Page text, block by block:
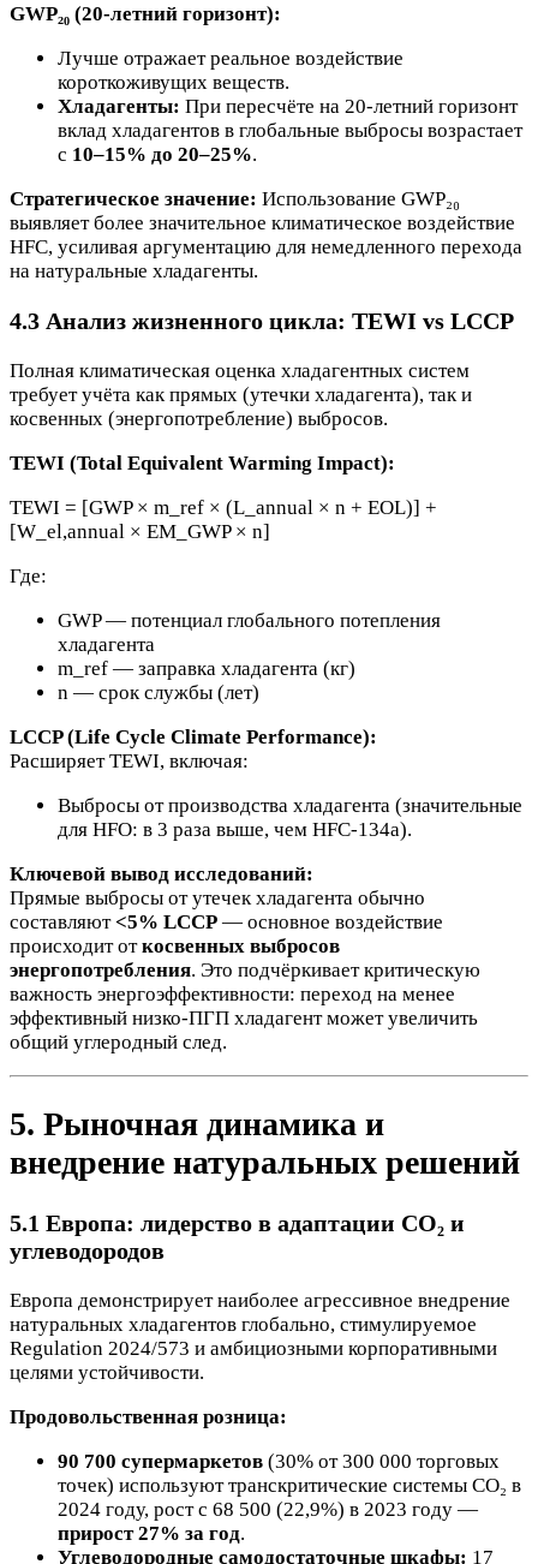
GWP₂₀ (20-летний горизонт):
Лучше отражает реальное воздействие
короткоживущих веществ.
Хладагенты: При пересчёте на 20-летний горизонт
вклад хладагентов в глобальные выбросы возрастает
с 10–15% до 20–25%.
Стратегическое значение: Использование GWP₂₀
выявляет более значительное климатическое воздействие
HFC, усиливая аргументацию для немедленного перехода
на натуральные хладагенты.
4.3 Анализ жизненного цикла: TEWI vs LCCP
Полная климатическая оценка хладагентных систем
требует учёта как прямых (утечки хладагента), так и
косвенных (энергопотребление) выбросов.
TEWI (Total Equivalent Warming Impact):
TEWI = [GWP × m_ref × (L_annual × n + EOL)] +
[W_el,annual × EM_GWP × n]
Где:
GWP — потенциал глобального потепления
хладагента
m_ref — заправка хладагента (кг)
n — срок службы (лет)
LCCP (Life Cycle Climate Performance):
Расширяет TEWI, включая:
Выбросы от производства хладагента (значительные
для HFO: в 3 раза выше, чем HFC-134a).
Ключевой вывод исследований:
Прямые выбросы от утечек хладагента обычно
составляют<5% LCCP — основное воздействие
происходит откосвенных выбросов
энергопотребления. Это подчёркивает критическую
важность энергоэффективности: переход на менее
эффективный низко-ПГП хладагент может увеличить
общий углеродный след.
5. Рыночная динамика и
внедрение натуральных решений
5.1 Европа: лидерство в адаптации CO₂ и
углеводородов
Европа демонстрирует наиболее агрессивное внедрение
натуральных хладагентов глобально, стимулируемое
Regulation 2024/573 и амбициозными корпоративными
целями устойчивости.
Продовольственная розница:
90 700 супермаркетов (30% от 300 000 торговых
точек) используют транскритические системы CO₂ в
2024 году, рост с 68 500 (22,9%) в 2023 году —
прирост 27% за год.
Углеводородные самодостаточные шкафы: 17